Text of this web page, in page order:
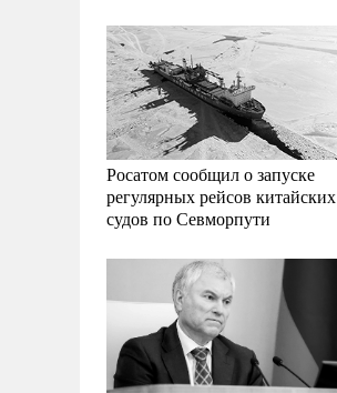
Росатом сообщил о запуске
регулярных рейсов китайских
судов по Севморпути